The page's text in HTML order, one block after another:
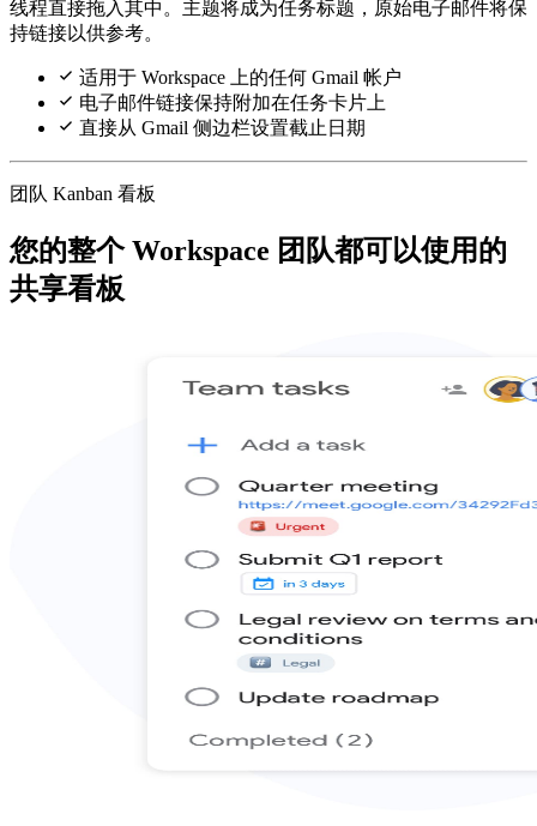
线程直接拖入其中。主题将成为任务标题，原始电子邮件将保
持链接以供参考。
适用于 Workspace 上的任何 Gmail 帐户
电子邮件链接保持附加在任务卡片上
直接从 Gmail 侧边栏设置截止日期
团队 Kanban 看板
您的整个 Workspace 团队都可以使用的
共享看板